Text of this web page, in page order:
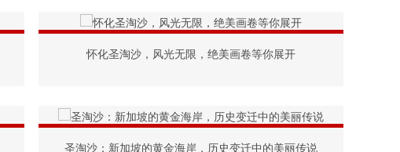
怀化圣淘沙，风光无限，绝美画卷等你展开
圣淘沙：新加坡的黄金海岸，历史变迁中的美丽传说